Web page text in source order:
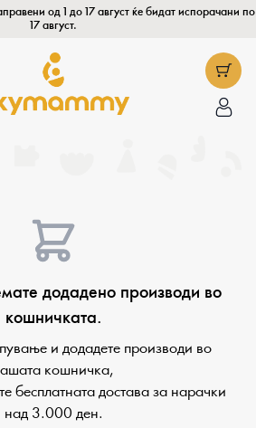
од 1 до 17 август ќе бидат испорачани по
17 август.
додадено производи во
кошничката.
и додадете производи во
кошничка,
бесплатната достава за нарачки
над 3.000 ден.